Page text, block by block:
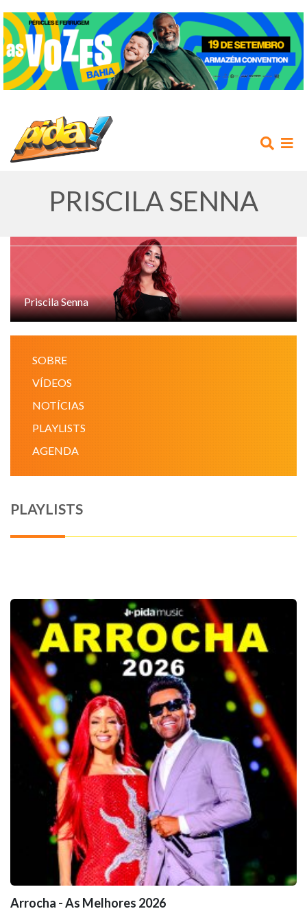
INÍCIO
AGENDA
NOTÍCIAS
PRISCILA SENNA
Priscila Senna
SOBRE
VÍDEOS
NOTÍCIAS
PLAYLISTS
AGENDA
PLAYLISTS
Arrocha - As Melhores 2026